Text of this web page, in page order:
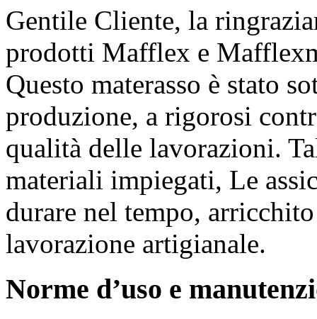
Gentile Cliente, la
prodotti Mafflex e
Questo materasso è stato
produzione, a rigorosi
qualità delle lavorazioni.
materiali impiegati, Le
durare nel tempo,
lavorazione artigianale.
Norme d’uso e